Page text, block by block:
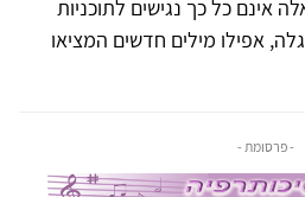
אינם כל כך נגישים לתוכניות
אפילו מילים חדשים המציאו
- פרסומת -